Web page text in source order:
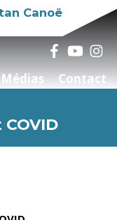
Canoë
Médias Contact